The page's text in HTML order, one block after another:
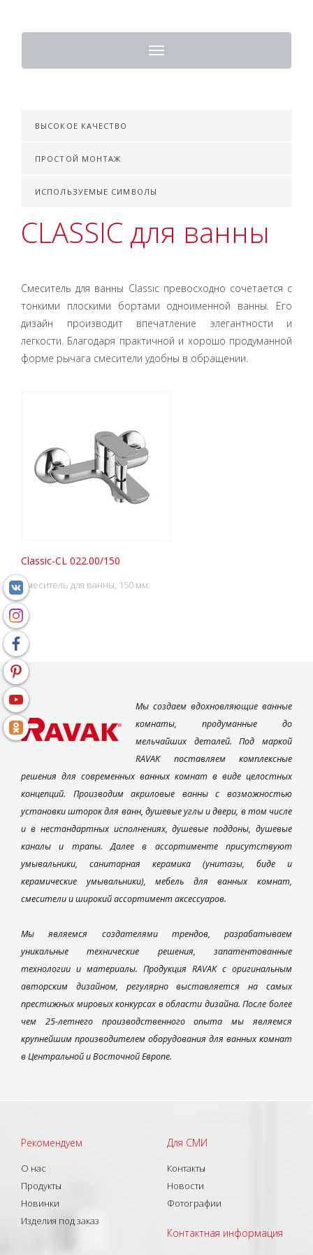
Toggle
navigation
ВЫСОКОЕ КАЧЕСТВО
ПРОСТОЙ МОНТАЖ
ИСПОЛЬЗУЕМЫЕ СИМВОЛЫ
CLASSIC для ванны
Смеситель для ванны Classic превосходно сочетается с
тонкими плоскими бортами одноименной ванны. Его
дизайн производит впечатление элегантности и
легкости. Благодаря практичной и хорошо продуманной
форме рычага смесители удобны в обращении.
Classic-CL 022.00/150
Смеситель для ванны, 150 мм.
Мы создаем вдохновляющие ванные
комнаты, продуманные до
мельчайших деталей. Под маркой
RAVAK поставляем комплексные
решения для современных ванных комнат в виде целостных
концепций. Производим акриловые ванны с возможностью
установки шторок для ванн, душевые углы и двери, в том числе
и в нестандартных исполнениях, душевые поддоны, душевые
каналы и трапы. Далее в ассортименте присутствуют
умывальники, санитарная керамика (унитазы, биде и
керамические умывальники), мебель для ванных комнат,
смесители и широкий ассортимент аксессуаров.
Мы являемся создателями трендов, разрабатываем
уникальные технические решения, запатентованные
технологии и материалы. Продукция RAVAK с оригинальным
авторским дизайном, регулярно выставляется на самых
престижных мировых конкурсах в области дизайна. После более
чем 25-летнего производственного опыта мы являемся
крупнейшим производителем оборудования для ванных комнат
в Центральной и Восточной Европе.
Рекомендуем
О нас
Продукты
Новинки
Изделия под заказ
Для СМИ
Контакты
Новости
Фотографии
Контактная информация